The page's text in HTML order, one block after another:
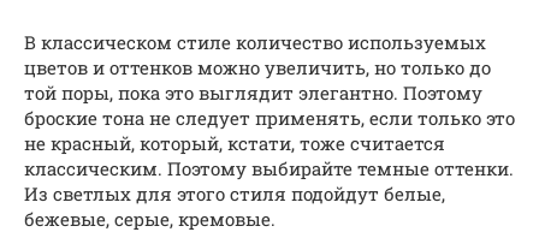
В классическом стиле количество используемых
цветов и оттенков можно увеличить, но только до
той поры, пока это выглядит элегантно. Поэтому
броские тона не следует применять, если только это
не красный, который, кстати, тоже считается
классическим. Поэтому выбирайте темные оттенки.
Из светлых для этого стиля подойдут белые,
бежевые, серые, кремовые.